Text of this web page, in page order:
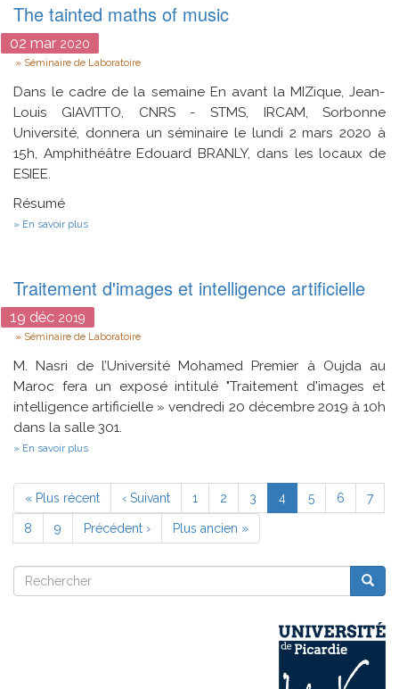
Perception
robotique
The tainted maths of music
02 mar2020
Type
Séminaire de Laboratoire
Dans le cadre de la semaine En avant la MIZique, Jean-
Louis GIAVITTO, CNRS - STMS, IRCAM, Sorbonne
Université, donnera un séminaire le lundi 2 mars 2020 à
15h, Amphithéâtre Edouard BRANLY, dans les locaux de
ESIEE.
Résumé
En savoir plus
music
Traitement d'images et intelligence artificielle
19 déc 2019
Type
Séminaire de Laboratoire
M. Nasri de l’Université Mohamed Premier à Oujda au
Maroc fera un exposé intitulé "Traitement d'images et
intelligence artificielle » vendredi 20 décembre 2019 à 10h
dans la salle 301.
En savoir plus
intelligence
artificielle
Pagination
Première
page
« Plus récent
Page
précédente
‹ Suivant Page
1 Page
2 Page
3
Page
courante
4 Page
5 Page
6 Page
7
Page
8 Page
9
Page
suivante
Précédent ›
Dernière
page
Plus ancien »
Rechercher
Rechercher